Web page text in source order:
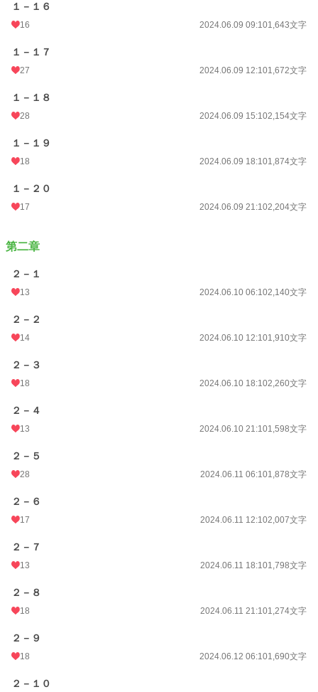
１－１６
16 2024.06.09 09:101,643文字
１－１７
27 2024.06.09 12:101,672文字
１－１８
28 2024.06.09 15:102,154文字
１－１９
18 2024.06.09 18:101,874文字
１－２０
17 2024.06.09 21:102,204文字
第二章
２－１
13 2024.06.10 06:102,140文字
２－２
14 2024.06.10 12:101,910文字
２－３
18 2024.06.10 18:102,260文字
２－４
13 2024.06.10 21:101,598文字
２－５
28 2024.06.11 06:101,878文字
２－６
17 2024.06.11 12:102,007文字
２－７
13 2024.06.11 18:101,798文字
２－８
18 2024.06.11 21:101,274文字
２－９
18 2024.06.12 06:101,690文字
２－１０